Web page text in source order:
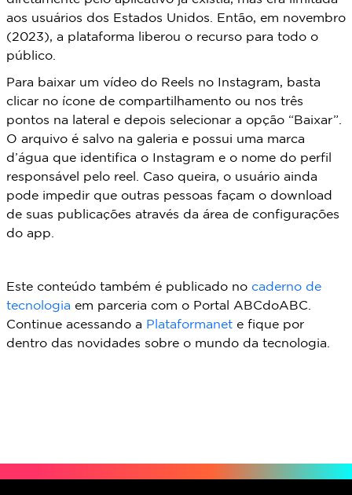
aos usuários dos Estados Unidos. Então, em novembro
(2023), a plataforma liberou o recurso para todo o
público.
Para baixar um vídeo do Reels no Instagram, basta
clicar no ícone de compartilhamento ou nos três
pontos na lateral e depois selecionar a opção “Baixar”.
O arquivo é salvo na galeria e possui uma marca
d’água que identifica o Instagram e o nome do perfil
responsável pelo reel. Caso queira, o usuário ainda
pode impedir que outras pessoas façam o download
de suas publicações através da área de configurações
do app.
Este conteúdo também é publicado no caderno de
tecnologia em parceria com o Portal ABCdoABC.
Continue acessando a Plataformanete fique por
dentro das novidades sobre o mundo da tecnologia.